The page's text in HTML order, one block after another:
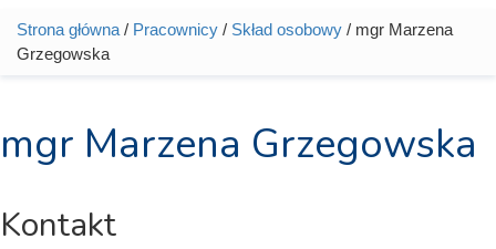
Jesteś tutaj
Strona główna / Pracownicy / Skład osobowy / mgr Marzena
Grzegowska
mgr Marzena Grzegowska
Kontakt